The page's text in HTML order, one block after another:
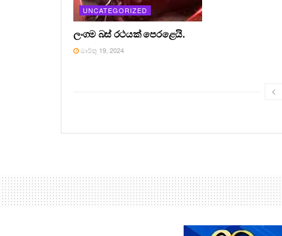
UNCATEGORIZED
ලංගම බස් රථයක් පෙරළෙයි.
මාර්තු 19, 2024